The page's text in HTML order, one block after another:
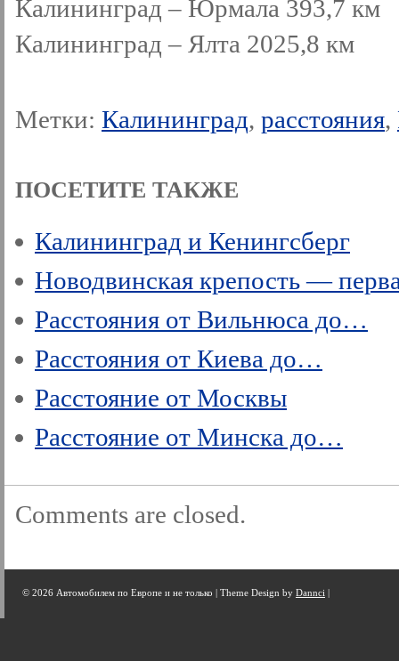
Калининград – Юрмала 393,7 км
Калининград – Ялта 2025,8 км
Метки: Калининград, расстояния,
ПОСЕТИТЕ ТАКЖЕ
Калининград и Кенингсберг
Новодвинская крепость —
Расстояния от Вильнюса до…
Расстояния от Киева до…
Расстояние от Москвы
Расстояние от Минска до…
Comments are closed.
© 2026 Автомобилем по Европе и не только | Theme Design by Dannci |